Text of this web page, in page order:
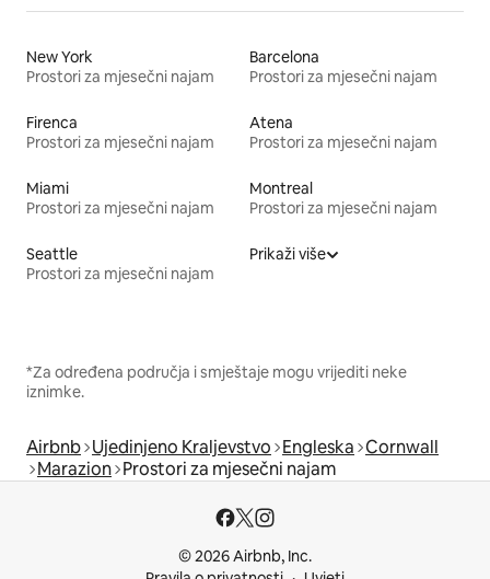
New York
Prostori za mjesečni najam
Barcelona
Prostori za mjesečni najam
Firenca
Prostori za mjesečni najam
Atena
Prostori za mjesečni najam
Miami
Prostori za mjesečni najam
Montreal
Prostori za mjesečni najam
Seattle
Prostori za mjesečni najam
Prikaži više
*Za određena područja i smještaje mogu vrijediti neke
iznimke.
Airbnb Ujedinjeno Kraljevstvo Engleska Cornwall
Marazion Prostori za mjesečni najam
© 2026 Airbnb, Inc.